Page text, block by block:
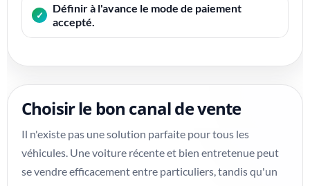
Définir à l'avance le mode de paiement
accepté.
Choisir le bon canal de vente
Il n'existe pas une solution parfaite pour tous les
véhicules. Une voiture récente et bien entretenue peut
se vendre efficacement entre particuliers, tandis qu'un